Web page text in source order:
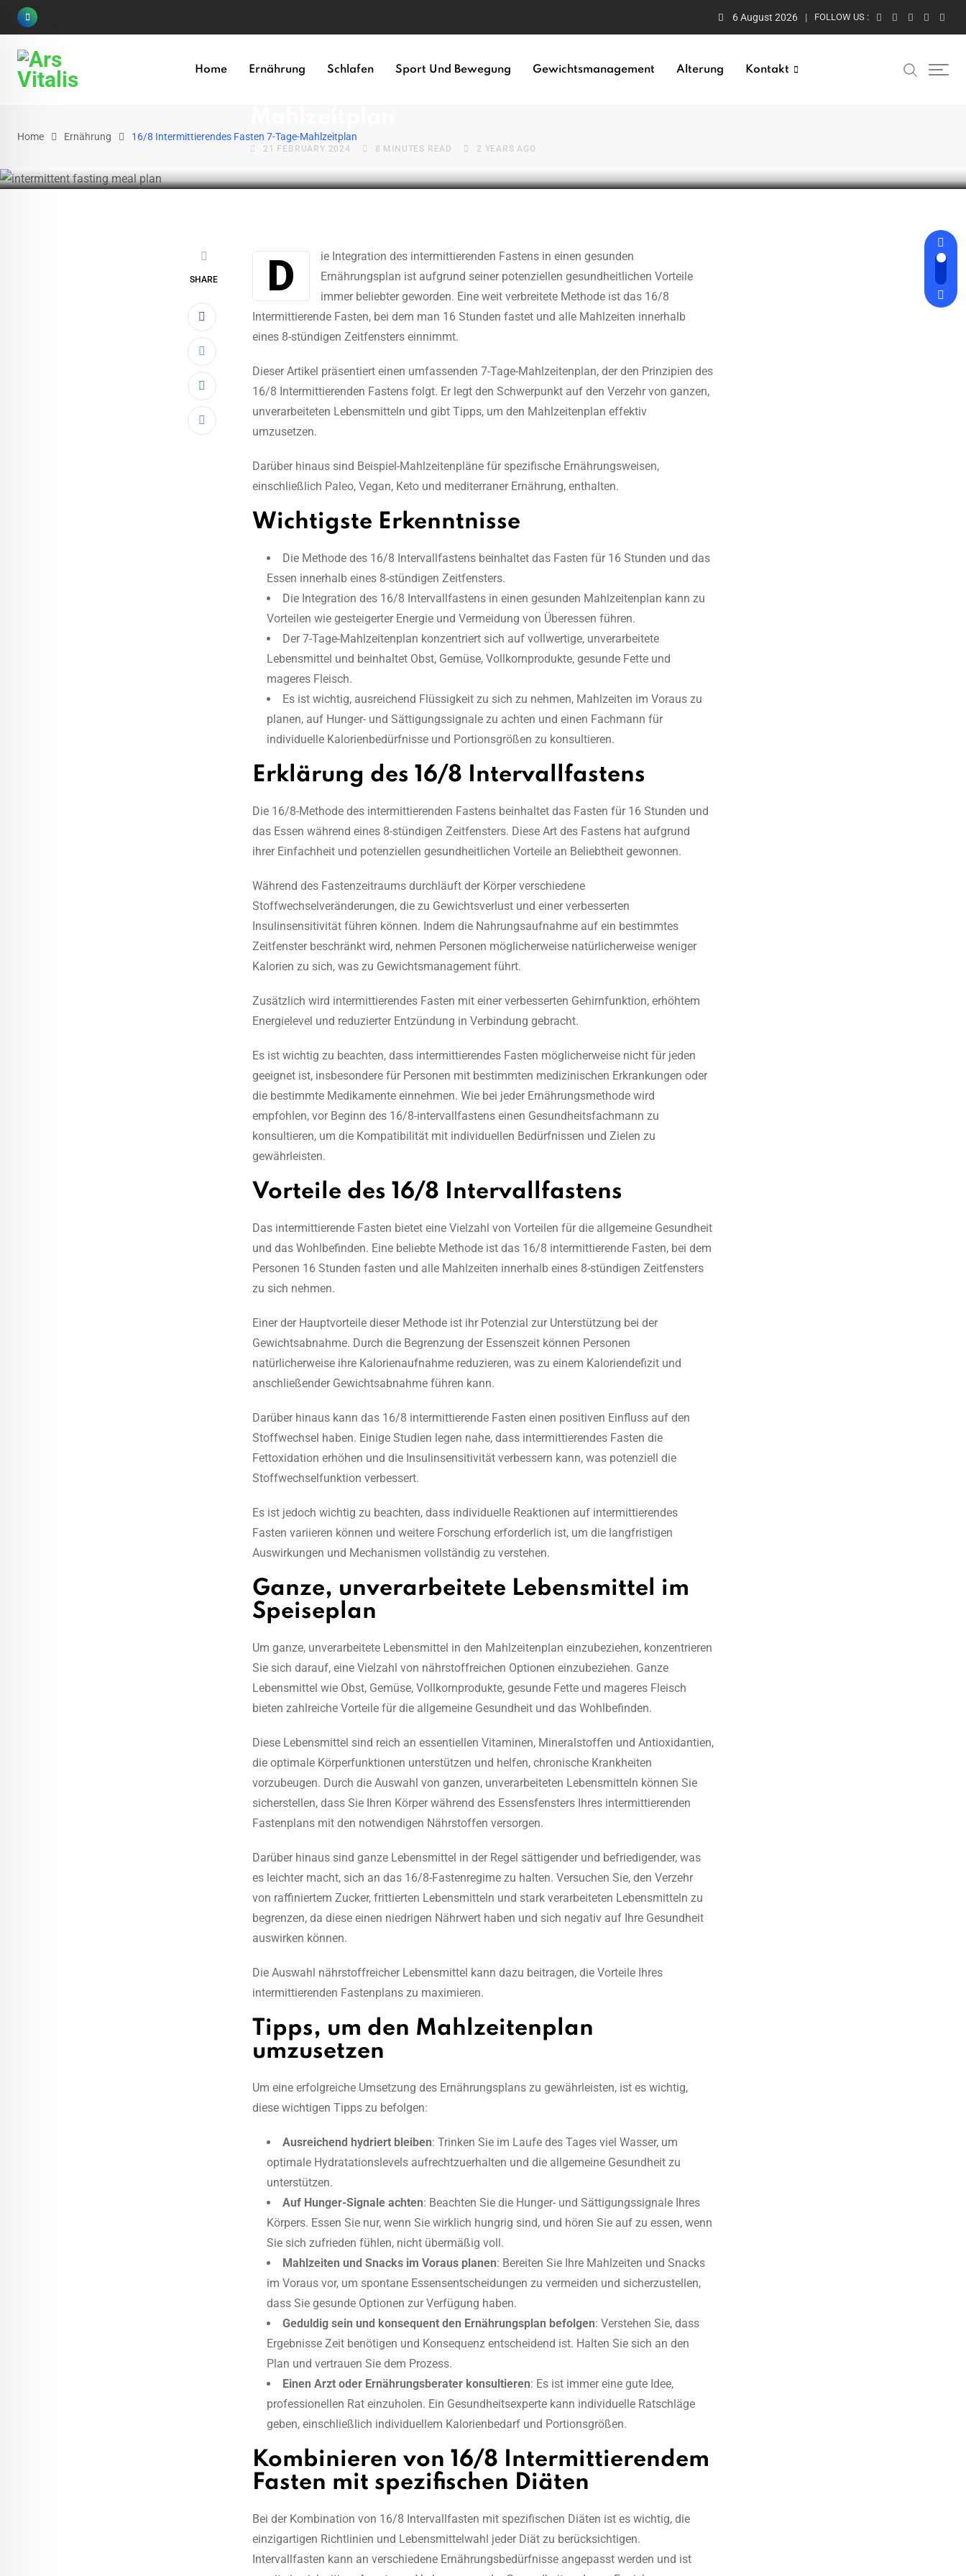
Skip
content
6 August 2026 FOLLOW US :
Home Ernährung Schlafen Sport Und Bewegung Gewichtsmanagement Alterung Kontakt
Home Ernährung 16/8 Intermittierendes Fasten 7-Tage-Mahlzeitplan
21 FEBRUARY 2024 8 MINUTES READ 2 YEARS AGO
SHARE
LinkedIn
Share
Die Integration des intermittierenden Fastens in einen gesunden
Ernährungsplan ist aufgrund seiner potenziellen gesundheitlichen Vorteile
immer beliebter geworden. Eine weit verbreitete Methode ist das 16/8
Intermittierende Fasten, bei dem man 16 Stunden fastet und alle Mahlzeiten innerhalb
eines 8-stündigen Zeitfensters einnimmt.
Dieser Artikel präsentiert einen umfassenden 7-Tage-Mahlzeitenplan, der den Prinzipien des
16/8 Intermittierenden Fastens folgt. Er legt den Schwerpunkt auf den Verzehr von ganzen,
unverarbeiteten Lebensmitteln und gibt Tipps, um den Mahlzeitenplan effektiv
umzusetzen.
Darüber hinaus sind Beispiel-Mahlzeitenpläne für spezifische Ernährungsweisen,
einschließlich Paleo, Vegan, Keto und mediterraner Ernährung, enthalten.
Wichtigste Erkenntnisse
Die Methode des 16/8 Intervallfastens beinhaltet das Fasten für 16 Stunden und das
Essen innerhalb eines 8-stündigen Zeitfensters.
Die Integration des 16/8 Intervallfastens in einen gesunden Mahlzeitenplan kann zu
Vorteilen wie gesteigerter Energie und Vermeidung von Überessen führen.
Der 7-Tage-Mahlzeitenplan konzentriert sich auf vollwertige, unverarbeitete
Lebensmittel und beinhaltet Obst, Gemüse, Vollkornprodukte, gesunde Fette und
mageres Fleisch.
Es ist wichtig, ausreichend Flüssigkeit zu sich zu nehmen, Mahlzeiten im Voraus zu
planen, auf Hunger- und Sättigungssignale zu achten und einen Fachmann für
individuelle Kalorienbedürfnisse und Portionsgrößen zu konsultieren.
Erklärung des 16/8 Intervallfastens
Die 16/8-Methode des intermittierenden Fastens beinhaltet das Fasten für 16 Stunden und
das Essen während eines 8-stündigen Zeitfensters. Diese Art des Fastens hat aufgrund
ihrer Einfachheit und potenziellen gesundheitlichen Vorteile an Beliebtheit gewonnen.
Während des Fastenzeitraums durchläuft der Körper verschiedene
Stoffwechselveränderungen, die zu Gewichtsverlust und einer verbesserten
Insulinsensitivität führen können. Indem die Nahrungsaufnahme auf ein bestimmtes
Zeitfenster beschränkt wird, nehmen Personen möglicherweise natürlicherweise weniger
Kalorien zu sich, was zu Gewichtsmanagement führt.
Zusätzlich wird intermittierendes Fasten mit einer verbesserten Gehirnfunktion, erhöhtem
Energielevel und reduzierter Entzündung in Verbindung gebracht.
Es ist wichtig zu beachten, dass intermittierendes Fasten möglicherweise nicht für jeden
geeignet ist, insbesondere für Personen mit bestimmten medizinischen Erkrankungen oder
die bestimmte Medikamente einnehmen. Wie bei jeder Ernährungsmethode wird
empfohlen, vor Beginn des 16/8-intervallfastens einen Gesundheitsfachmann zu
konsultieren, um die Kompatibilität mit individuellen Bedürfnissen und Zielen zu
gewährleisten.
Vorteile des 16/8 Intervallfastens
Das intermittierende Fasten bietet eine Vielzahl von Vorteilen für die allgemeine Gesundheit
und das Wohlbefinden. Eine beliebte Methode ist das 16/8 intermittierende Fasten, bei dem
Personen 16 Stunden fasten und alle Mahlzeiten innerhalb eines 8-stündigen Zeitfensters
zu sich nehmen.
Einer der Hauptvorteile dieser Methode ist ihr Potenzial zur Unterstützung bei der
Gewichtsabnahme. Durch die Begrenzung der Essenszeit können Personen
natürlicherweise ihre Kalorienaufnahme reduzieren, was zu einem Kaloriendefizit und
anschließender Gewichtsabnahme führen kann.
Darüber hinaus kann das 16/8 intermittierende Fasten einen positiven Einfluss auf den
Stoffwechsel haben. Einige Studien legen nahe, dass intermittierendes Fasten die
Fettoxidation erhöhen und die Insulinsensitivität verbessern kann, was potenziell die
Stoffwechselfunktion verbessert.
Es ist jedoch wichtig zu beachten, dass individuelle Reaktionen auf intermittierendes
Fasten variieren können und weitere Forschung erforderlich ist, um die langfristigen
Auswirkungen und Mechanismen vollständig zu verstehen.
Ganze, unverarbeitete Lebensmittel im
Speiseplan
Um ganze, unverarbeitete Lebensmittel in den Mahlzeitenplan einzubeziehen, konzentrieren
Sie sich darauf, eine Vielzahl von nährstoffreichen Optionen einzubeziehen. Ganze
Lebensmittel wie Obst, Gemüse, Vollkornprodukte, gesunde Fette und mageres Fleisch
bieten zahlreiche Vorteile für die allgemeine Gesundheit und das Wohlbefinden.
Diese Lebensmittel sind reich an essentiellen Vitaminen, Mineralstoffen und Antioxidantien,
die optimale Körperfunktionen unterstützen und helfen, chronische Krankheiten
vorzubeugen. Durch die Auswahl von ganzen, unverarbeiteten Lebensmitteln können Sie
sicherstellen, dass Sie Ihren Körper während des Essensfensters Ihres intermittierenden
Fastenplans mit den notwendigen Nährstoffen versorgen.
Darüber hinaus sind ganze Lebensmittel in der Regel sättigender und befriedigender, was
es leichter macht, sich an das 16/8-Fastenregime zu halten. Versuchen Sie, den Verzehr
von raffiniertem Zucker, frittierten Lebensmitteln und stark verarbeiteten Lebensmitteln zu
begrenzen, da diese einen niedrigen Nährwert haben und sich negativ auf Ihre Gesundheit
auswirken können.
Die Auswahl nährstoffreicher Lebensmittel kann dazu beitragen, die Vorteile Ihres
intermittierenden Fastenplans zu maximieren.
Tipps, um den Mahlzeitenplan
umzusetzen
Um eine erfolgreiche Umsetzung des Ernährungsplans zu gewährleisten, ist es wichtig,
diese wichtigen Tipps zu befolgen:
Ausreichend hydriert bleiben: Trinken Sie im Laufe des Tages viel Wasser, um
optimale Hydratationslevels aufrechtzuerhalten und die allgemeine Gesundheit zu
unterstützen.
Auf Hunger-Signale achten: Beachten Sie die Hunger- und Sättigungssignale Ihres
Körpers. Essen Sie nur, wenn Sie wirklich hungrig sind, und hören Sie auf zu essen, wenn
Sie sich zufrieden fühlen, nicht übermäßig voll.
Mahlzeiten und Snacks im Voraus planen: Bereiten Sie Ihre Mahlzeiten und Snacks
im Voraus vor, um spontane Essensentscheidungen zu vermeiden und sicherzustellen,
dass Sie gesunde Optionen zur Verfügung haben.
Geduldig sein und konsequent den Ernährungsplan befolgen: Verstehen Sie, dass
Ergebnisse Zeit benötigen und Konsequenz entscheidend ist. Halten Sie sich an den
Plan und vertrauen Sie dem Prozess.
Einen Arzt oder Ernährungsberater konsultieren: Es ist immer eine gute Idee,
professionellen Rat einzuholen. Ein Gesundheitsexperte kann individuelle Ratschläge
geben, einschließlich individuellem Kalorienbedarf und Portionsgrößen.
Kombinieren von 16/8 Intermittierendem
Fasten mit spezifischen Diäten
Bei der Kombination von 16/8 Intervallfasten mit spezifischen Diäten ist es wichtig, die
einzigartigen Richtlinien und Lebensmittelwahl jeder Diät zu berücksichtigen.
Intervallfasten kann an verschiedene Ernährungsbedürfnisse angepasst werden und ist